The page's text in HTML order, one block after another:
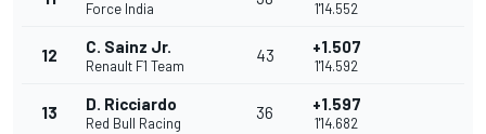
Force India 1'14.552
12 C. Sainz Jr.
Renault F1 Team
43 +1.507
1'14.592
13 D. Ricciardo
Red Bull Racing
36 +1.597
1'14.682